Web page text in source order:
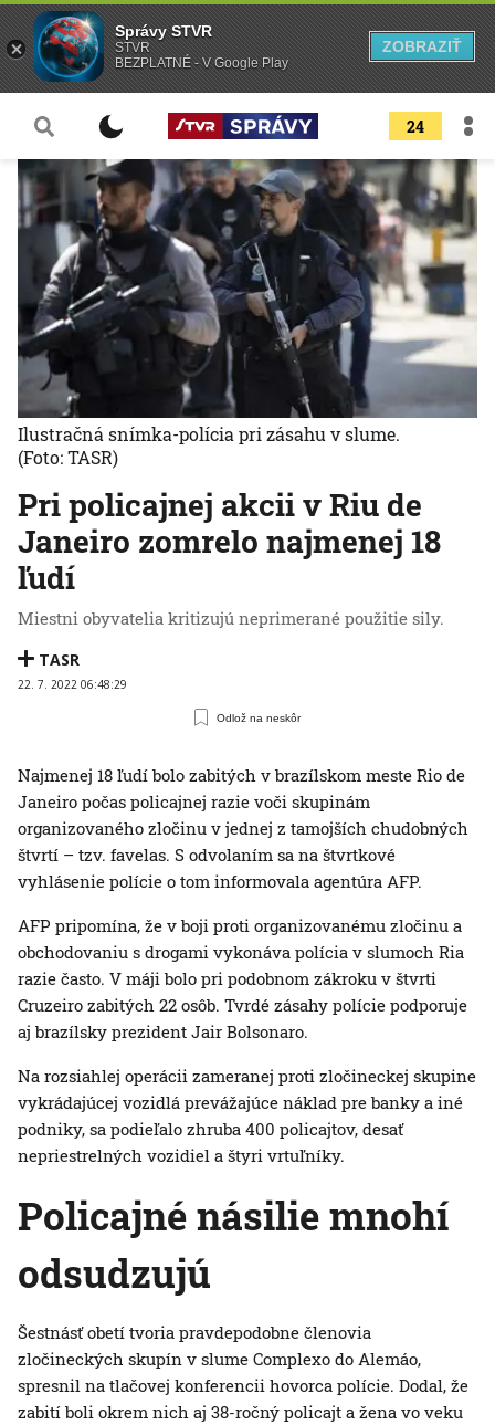
24
Pri policajnej akcii v Riu de
Janeiro zomrelo najmenej 18
ľudí
Miestni obyvatelia kritizujú neprimerané použitie sily.
TASR
22. 7. 2022 06:48:29
Odlož na neskôr
Ilustračná snímka-polícia pri zásahu v slume.
(Foto: TASR)
Najmenej 18 ľudí bolo zabitých v brazílskom meste Rio de
Janeiro počas policajnej razie voči skupinám
organizovaného zločinu v jednej z tamojších chudobných
štvrtí – tzv. favelas. S odvolaním sa na štvrtkové
vyhlásenie polície o tom informovala agentúra AFP.
AFP pripomína, že v boji proti organizovanému zločinu a
obchodovaniu s drogami vykonáva polícia v slumoch Ria
razie často. V máji bolo pri podobnom zákroku v štvrti
Cruzeiro zabitých 22 osôb. Tvrdé zásahy polície podporuje
aj brazílsky prezident Jair Bolsonaro.
Na rozsiahlej operácii zameranej proti zločineckej skupine
vykrádajúcej vozidlá prevážajúce náklad pre banky a iné
podniky, sa podieľalo zhruba 400 policajtov, desať
nepriestrelných vozidiel a štyri vrtuľníky.
Policajné násilie mnohí
odsudzujú
Šestnásť obetí tvoria pravdepodobne členovia
zločineckých skupín v slume Complexo do Alemáo,
spresnil na tlačovej konferencii hovorca polície. Dodal, že
zabití boli okrem nich aj 38-ročný policajt a žena vo veku
Správy STVR
STVR
BEZPLATNÉ - V Google Play
ZOBRAZIŤ